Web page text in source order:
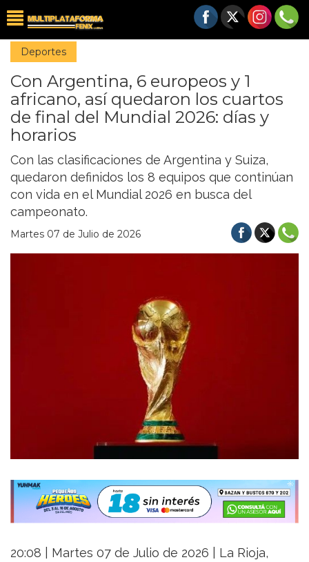
Deportes
Con Argentina, 6 europeos y 1
africano, así quedaron los cuartos
de final del Mundial 2026: días y
horarios
Con las clasificaciones de Argentina y Suiza,
quedaron definidos los 8 equipos que continúan
con vida en el Mundial 2026 en busca del
campeonato.
Martes 07 de Julio de 2026
20:08 | Martes 07 de Julio de 2026 | La Rioja,